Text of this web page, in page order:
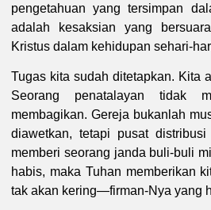
pengetahuan yang tersimpan
adalah kesaksian yang
Kristus dalam kehidupan sehari-
Tugas kita sudah ditetapkan. Kita
Seorang penatalayan tidak
membagikan. Gereja bukanlah
diawetkan, tetapi pusat
memberi seorang janda buli-buli
habis, maka Tuhan memberikan
tak akan kering—firman-Nya yang